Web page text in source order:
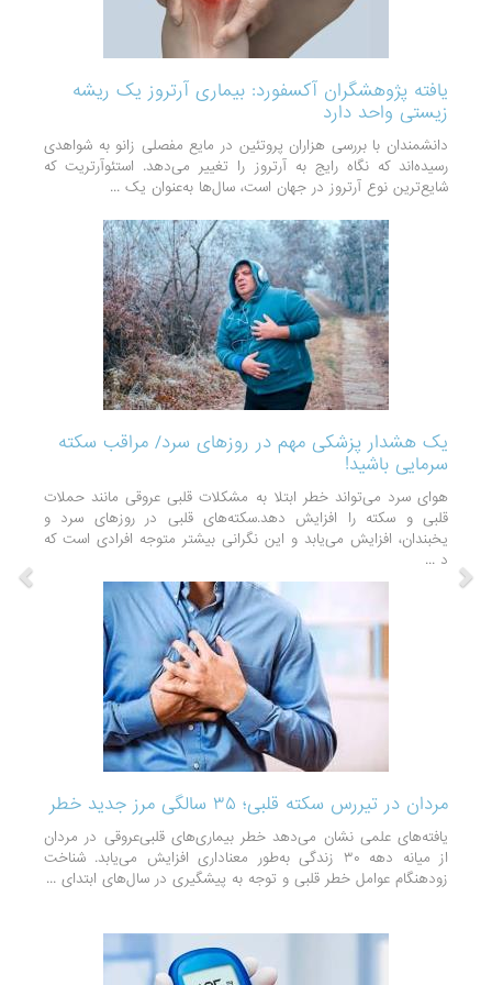
یافته پژوهشگران آکسفورد: بیماری آرتروز یک ریشه
زیستی واحد دارد
دانشمندان با بررسی هزاران پروتئین در مایع مفصلی زانو به شواهدی
رسیده‌اند که نگاه رایج به آرتروز را تغییر می‌دهد. استئوآرتریت که
شایع‌ترین نوع آرتروز در جهان است، سال‌ها به‌عنوان یک ...
یک هشدار پزشکی مهم در روزهای سرد/ مراقب سکته‌
سرمایی باشید!
هوای سرد می‌تواند خطر ابتلا به مشکلات قلبی عروقی مانند حملات
قلبی و سکته را افزایش دهد.سکته‌های قلبی در روزهای سرد و
یخبندان، افزایش می‌یابد و این نگرانی بیشتر متوجه افرادی است که
د ...
مردان در تیررس سکته قلبی؛ ۳۵ سالگی مرز جدید خطر
یافته‌های علمی نشان می‌دهد خطر بیماری‌های قلبی‌عروقی در مردان
از میانه دهه ۳۰ زندگی به‌طور معناداری افزایش می‌یابد. شناخت
زودهنگام عوامل خطر قلبی و توجه به پیشگیری در سال‌های ابتدای ...